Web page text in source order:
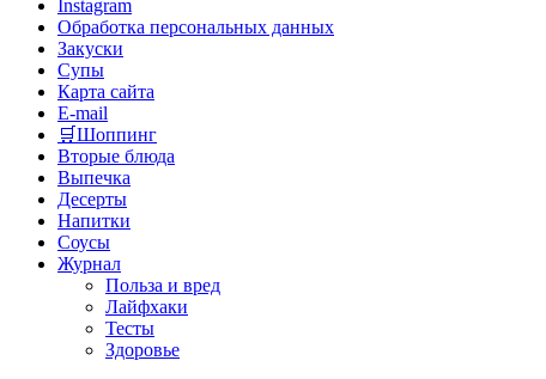
Instagram
Обработка персональных данных
Закуски
Супы
Карта сайта
E-mail
🛒Шоппинг
Вторые блюда
Выпечка
Десерты
Напитки
Соусы
Журнал
Польза и вред
Лайфхаки
Тесты
Здоровье